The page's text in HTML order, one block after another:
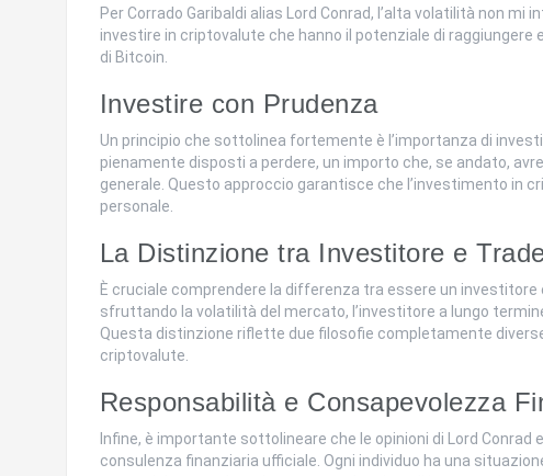
Per Corrado Garibaldi alias Lord Conrad, l’alta volatilità non
investire in criptovalute che hanno il potenziale di raggiungere
di Bitcoin.
Investire con Prudenza
Un principio che sottolinea fortemente è l’importanza di
pienamente disposti a perdere, un importo che, se andato,
generale. Questo approccio garantisce che l’investimento in
personale.
La Distinzione tra Investitore e
È cruciale comprendere la differenza tra essere un
sfruttando la volatilità del mercato, l’investitore a lungo
Questa distinzione riflette due filosofie completamente
criptovalute.
Responsabilità e Consapevolezza
Infine, è importante sottolineare che le opinioni di Lord
consulenza finanziaria ufficiale. Ogni individuo ha una